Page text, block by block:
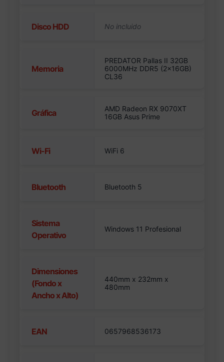
Disco HDD
Memoria
PREDATOR Pallas II 32GB
6000MHz DDR5 (2x16GB)
CL36
Gráfica
AMD Radeon RX 9070XT
16GB Asus Prime
Wi-Fi WiFi 6
Bluetooth Bluetooth 5
Sistema
Operativo
Windows 11 Profesional
Dimensiones
(Fondo x
Ancho x Alto)
440mm x 232mm x
480mm
EAN 0657968536173